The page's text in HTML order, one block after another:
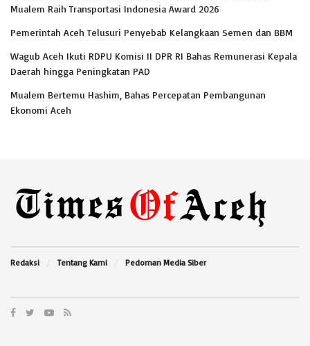
Mualem Raih Transportasi Indonesia Award 2026
Pemerintah Aceh Telusuri Penyebab Kelangkaan Semen dan BBM
Wagub Aceh Ikuti RDPU Komisi II DPR RI Bahas Remunerasi Kepala
Daerah hingga Peningkatan PAD
Mualem Bertemu Hashim, Bahas Percepatan Pembangunan
Ekonomi Aceh
Redaksi Tentang Kami Pedoman Media Siber